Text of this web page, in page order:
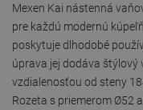
Mexen Kai nástenná
pre každú modernú
poskytuje dlhodobé
úprava jej dodáva štýlový
vzdialenosťou od steny
Rozeta s priemerom Ø52